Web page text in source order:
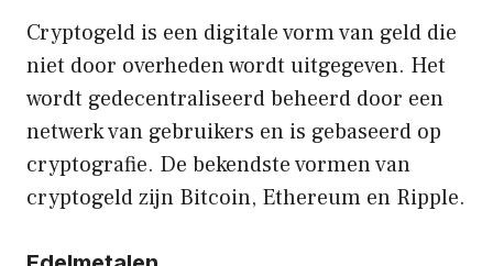
Cryptogeld is een digitale vorm van geld die
niet door overheden wordt uitgegeven. Het
wordt gedecentraliseerd beheerd door een
netwerk van gebruikers en is gebaseerd op
cryptografie. De bekendste vormen van
cryptogeld zijn Bitcoin, Ethereum en Ripple.